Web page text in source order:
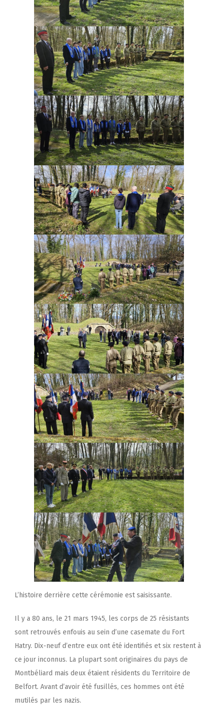
L’histoire derrière cette cérémonie est saisissante.
Il y a 80 ans, le 21 mars 1945, les corps de 25 résistants
sont retrouvés enfouis au sein d’une casemate du Fort
Hatry. Dix-neuf d’entre eux ont été identifiés et six restent à
ce jour inconnus. La plupart sont originaires du pays de
Montbéliard mais deux étaient résidents du Territoire de
Belfort. Avant d’avoir été fusillés, ces hommes ont été
mutilés par les nazis.